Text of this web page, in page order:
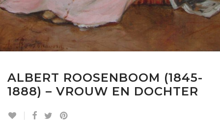
ALBERT ROOSENBOOM (1845-
1888) – VROUW EN DOCHTER